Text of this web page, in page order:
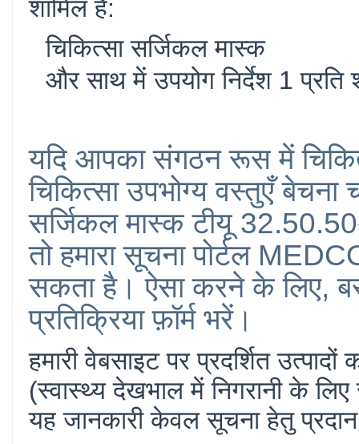
शामिल हैं:
चिकित्सा सर्जिकल मास्क
और साथ में उपयोग निर्देश 1 प्रति
यदि आपका संगठन रूस में
चिकित्सा उपभोग्य वस्तुएँ बेचना
सर्जिकल मास्क टीयू
तो हमारा सूचना पोर्टल
सकता है। ऐसा करने के लिए,
प्रतिक्रिया फ़ॉर्म भरें।
हमारी वेबसाइट पर प्रदर्शित
(स्वास्थ्य देखभाल में निगरानी के लिए
यह जानकारी केवल सूचना हेतु